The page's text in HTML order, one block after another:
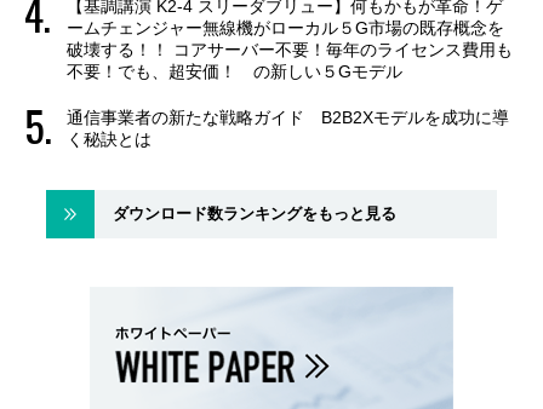
【基調講演 K2-4 スリーダブリュー】何もかもが革命！ゲ
ームチェンジャー無線機がローカル５G市場の既存概念を
破壊する！！ コアサーバー不要！毎年のライセンス費用も
不要！でも、超安価！ の新しい５Gモデル
通信事業者の新たな戦略ガイド B2B2Xモデルを成功に導
く秘訣とは
ダウンロード数ランキングをもっと見る